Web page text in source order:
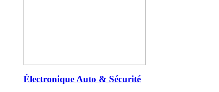
Électronique Auto & Sécurité